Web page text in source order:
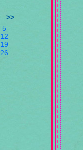
>>
5
12
19
26